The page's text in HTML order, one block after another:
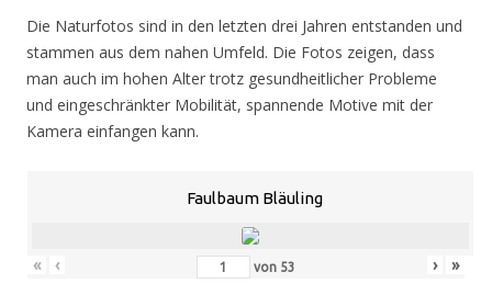
Die Naturfotos sind in den letzten drei Jahren entstanden und
stammen aus dem nahen Umfeld. Die Fotos zeigen, dass
man auch im hohen Alter trotz gesundheitlicher Probleme
und eingeschränkter Mobilität, spannende Motive mit der
Kamera einfangen kann.
Faulbaum Bläuling
« ‹ von 53 › »